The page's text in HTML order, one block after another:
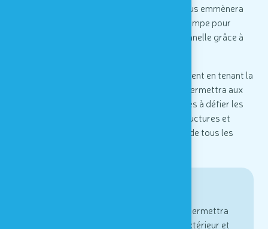
Elément phare, notre parcours aventure vous emmènera
au-delà de la rivière à travers des jeux de grimpe pour
rejoindre le départ d’une descente sensationnelle grâce à
À faire en un temps record ou méthodiquement en tenant la
main d’un plus grand, le parcours équilibre permettra aux
petits et aux grands de tester leurs capacités à défier les
lois de la gravité. Une foule de parcours, structures et
modules de jeux dédiés à l’épanouissement de tous les
vous permettra
de jouer des instruments à l'extérieur et